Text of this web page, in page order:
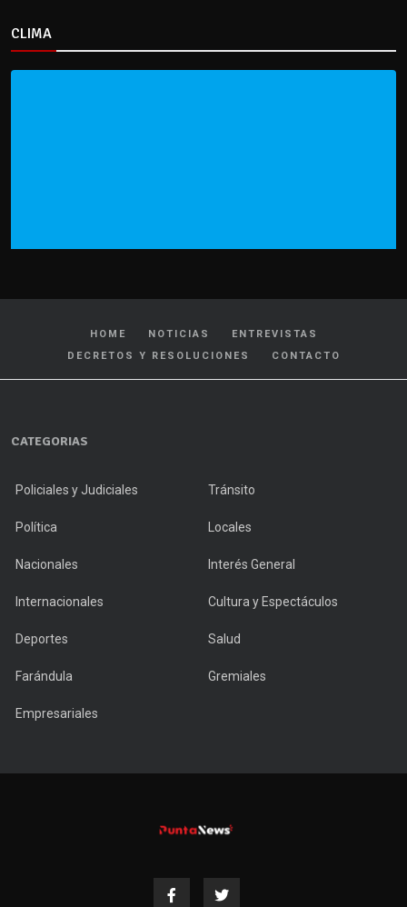
CLIMA
HOME NOTICIAS
ENTREVISTAS
DECRETOS Y RESOLUCIONES
CONTACTO
CATEGORIAS
Policiales y Judiciales Tránsito
Política Locales
Nacionales Interés General
Internacionales Cultura y Espectáculos
Deportes Salud
Farándula Gremiales
Empresariales